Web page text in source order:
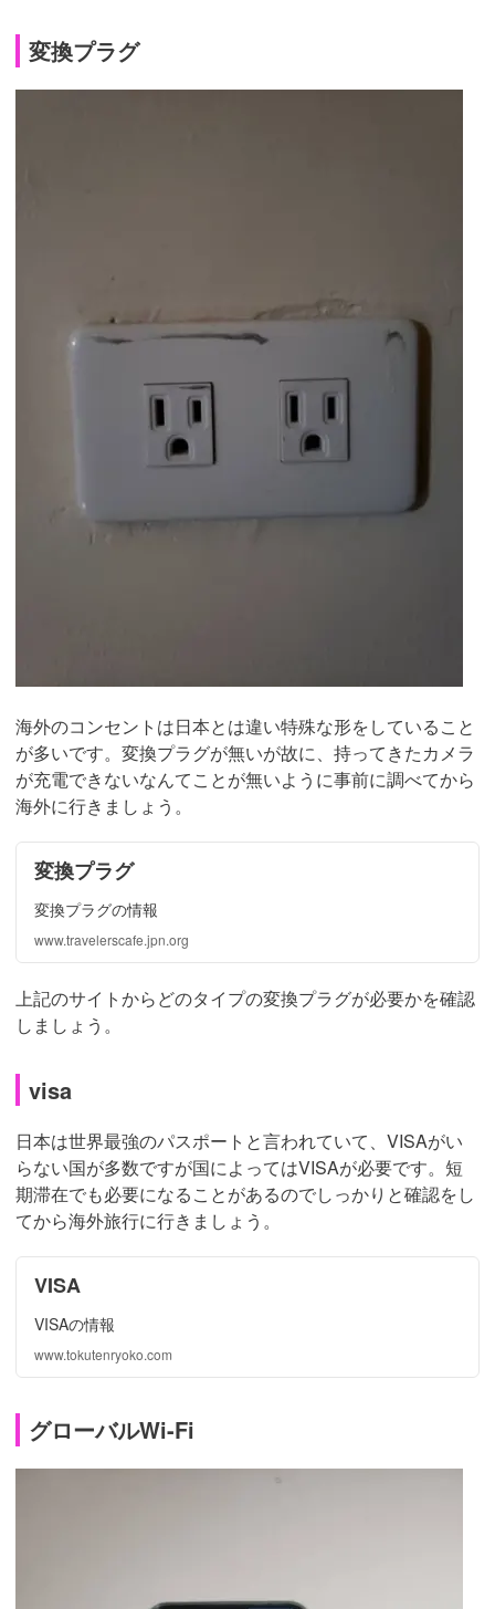
変換プラグ
海外のコンセントは日本とは違い特殊な形をしていること
が多いです。変換プラグが無いが故に、持ってきたカメラ
が充電できないなんてことが無いように事前に調べてから
海外に行きましょう。
変換プラグ
変換プラグの情報
www.travelerscafe.jpn.org
上記のサイトからどのタイプの変換プラグが必要かを確認
しましょう。
visa
日本は世界最強のパスポートと言われていて、VISAがい
らない国が多数ですが国によってはVISAが必要です。短
期滞在でも必要になることがあるのでしっかりと確認をし
てから海外旅行に行きましょう。
VISA
VISAの情報
www.tokutenryoko.com
グローバルWi-Fi